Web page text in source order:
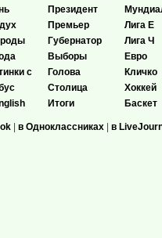
с
Президент
Премьер
Губернатор
Выборы
Голова
Столица
Итоги
Лига Е
Лига Ч
Евро
Кличко
Хоккей
Баскет
в Одноклассниках в